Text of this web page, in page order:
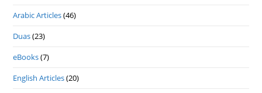
Arabic Articles(46)
Duas(23)
eBooks(7)
English Articles(20)